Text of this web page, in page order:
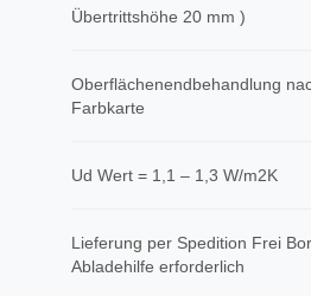
Übertrittshöhe 20 mm )
Oberflächenendbehandlung
Farbkarte
Ud Wert = 1,1 – 1,3 W/m2K
​Lieferung per Spedition Frei
Abladehilfe erforderlich